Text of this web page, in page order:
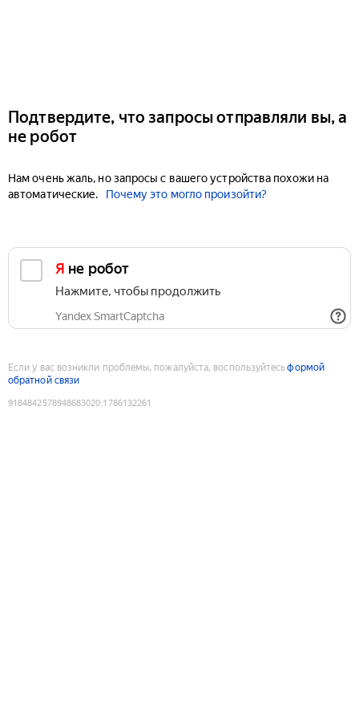
Подтвердите, что запросы отправляли вы, а
не робот
Нам очень жаль, но запросы с вашего устройства похожи на
автоматические.
Почему это могло произойти?
Я не робот
Нажмите, чтобы продолжить
Yandex SmartCaptcha
Если у вас возникли проблемы, пожалуйста, воспользуйтесьформой
обратной связи
9184842578948683020:1786132261